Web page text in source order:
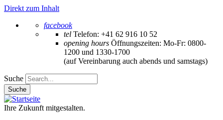
Direkt zum Inhalt
facebook
tel Telefon: +41 62 916 10 52
opening hours Öffnungszeiten: Mo-Fr: 0800-
1200 und 1330-1700
(auf Vereinbarung auch abends und samstags)
Suche
Ihre Zukunft mitgestalten.